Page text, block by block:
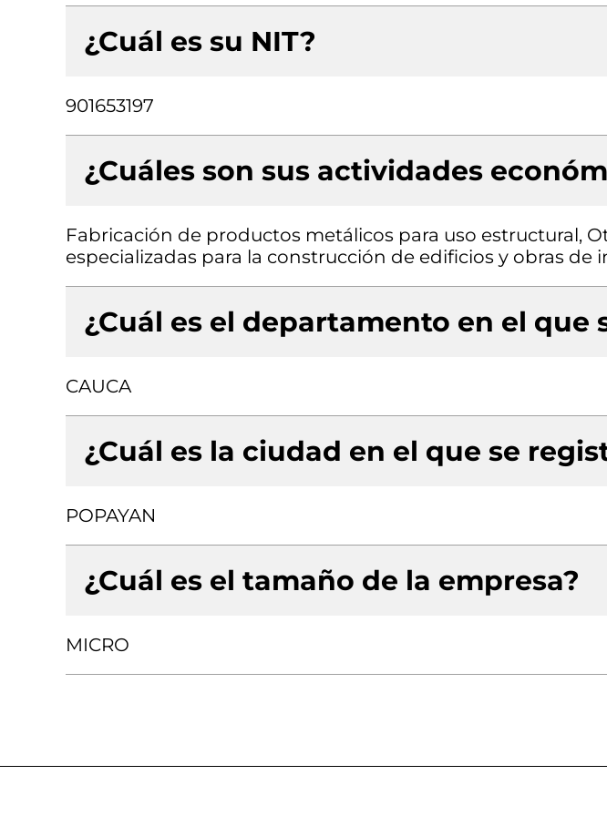
¿Cuál es su NIT?
901653197
¿Cuáles son sus actividades
Fabricación de productos metálicos para uso estructural,
especializadas para la construcción de edificios y obras de
¿Cuál es el departamento en el que
CAUCA
¿Cuál es la ciudad en el que se
POPAYAN
¿Cuál es el tamaño de la empresa?
MICRO